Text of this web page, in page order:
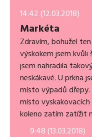
14:42 (12.03.2018)
Markéta
Zdravím, bohužel
výskokem jsem kvůli
jsem nahradila
neskákavé. U prkna
místo výpadů
místo
koleno zatím zatížit
9:48 (13.03.2018)